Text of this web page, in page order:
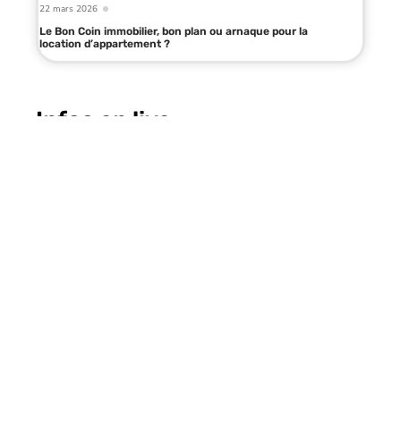
22 mars 2026
Le Bon Coin immobilier, bon plan ou arnaque pour la
location d’appartement ?
Infos en live